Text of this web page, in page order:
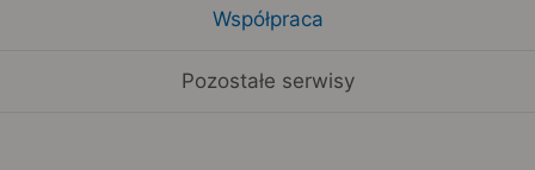
Współpraca
Pozostałe serwisy